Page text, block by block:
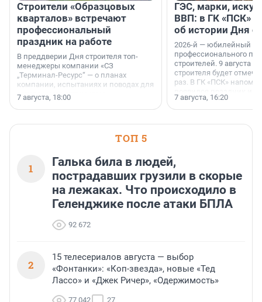
Строители «Образцовых
кварталов» встречают
профессиональный
праздник на работе
В преддверии Дня строителя топ-
менеджеры компании «СЗ
„Терминал-Ресурс“ — о планах
компании, испытаниях и поводах для
осторожного оптимизма.
7 августа, 18:00
ГЭС, марки,
ВВП: в ГК «ПСК»
об истории Дня
2026-й — юбилейный
профессионального
строителей. 9 августа
строителя будет
раз. В ГК «ПСК»
поменялась роль
7 августа, 16:20
ТОП 5
1
Галька била в людей,
пострадавших грузили в скорые
на лежаках. Что происходило в
Геленджике после атаки БПЛА
92 672
2
15 телесериалов августа — выбор
«Фонтанки»: «Коп-звезда», новые «Тед
Лассо» и «Джек Ричер», «Одержимость»
77 042 27